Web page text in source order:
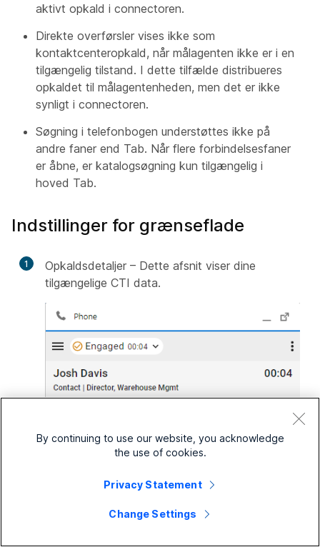
aktivt opkald i connectoren.
Direkte overførsler vises ikke som
kontaktcenteropkald, når målagenten ikke er i en
tilgængelig tilstand. I dette tilfælde distribueres
opkaldet til målagentenheden, men det er ikke
synligt i connectoren.
Søgning i telefonbogen understøttes ikke på
andre faner end Tab. Når flere forbindelsesfaner
er åbne, er katalogsøgning kun tilgængelig i
hoved Tab.
Indstillinger for grænseflade
1
Opkaldsdetaljer – Dette afsnit viser dine
tilgængelige CTI data.
By continuing to use our website, you acknowledge
the use of cookies.
Privacy Statement
Change Settings